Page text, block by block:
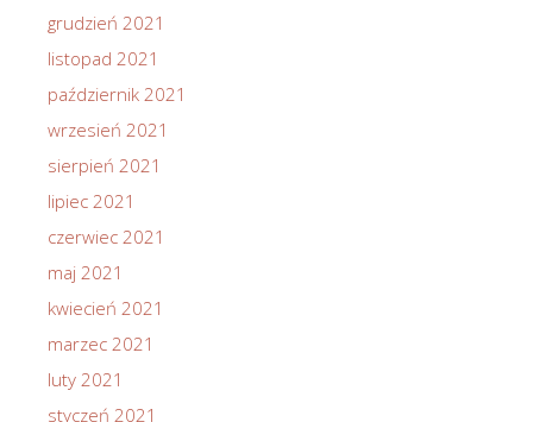
grudzień 2021
listopad 2021
październik 2021
wrzesień 2021
sierpień 2021
lipiec 2021
czerwiec 2021
maj 2021
kwiecień 2021
marzec 2021
luty 2021
styczeń 2021